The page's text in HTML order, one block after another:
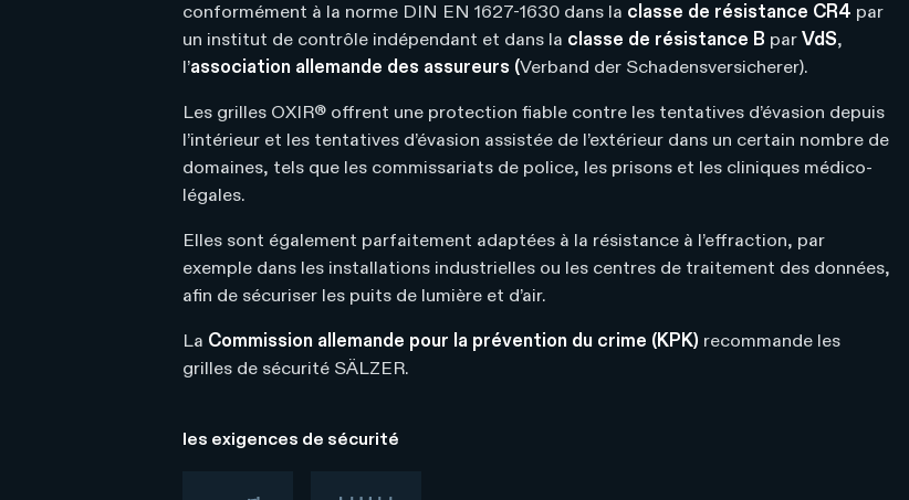
conformément à la norme DIN EN 1627-1630 dans la classe de résistance CR4 par
un institut de contrôle indépendant et dans la classe de résistance B par VdS,
l’association allemande des assureurs (Verband der Schadensversicherer).
Les grilles OXIR® offrent une protection fiable contre les tentatives d’évasion depuis
l’intérieur et les tentatives d’évasion assistée de l’extérieur dans un certain nombre de
domaines, tels que les commissariats de police, les prisons et les cliniques médico-
légales.
Elles sont également parfaitement adaptées à la résistance à l’effraction, par
exemple dans les installations industrielles ou les centres de traitement des données,
afin de sécuriser les puits de lumière et d’air.
La Commission allemande pour la prévention du crime (KPK) recommande les
grilles de sécurité SÄLZER.
les exigences de sécurité